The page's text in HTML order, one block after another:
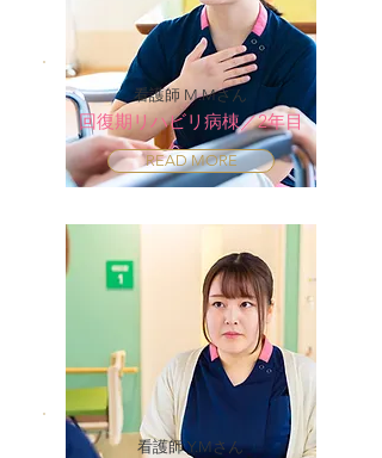
看護師 M.Mさん
回復期リハビリ病棟／2年目
READ MORE
看護師 Y.Mさん